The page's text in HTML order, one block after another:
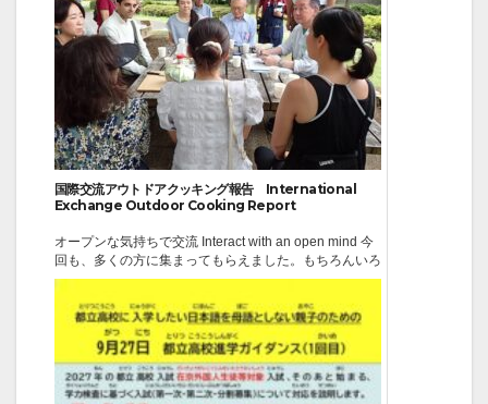
国際交流アウトドアクッキング報告 International
Exchange Outdoor Cooking Report
オープンな気持ちで交流 Interact with an open mind 今
回も、多くの方に集まってもらえました。もちろんいろ
いろな国の方と楽しい話ができました。国際交流の基本
ます。いろいろな発見ができます。英語ができなくと
も、やさしい日本語を相手が理解して...
2026-06-14
イベント